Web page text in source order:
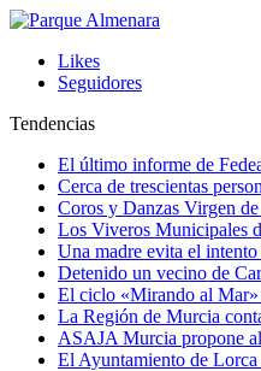
Likes
Seguidores
Tendencias
El último informe de
Cerca de trescientas
Coros y Danzas Virgen
Los Viveros Municipales
Una madre evita el
Detenido un vecino de
El ciclo «Mirando al Mar»
La Región de Murcia
ASAJA Murcia propone
El Ayuntamiento de Lorca